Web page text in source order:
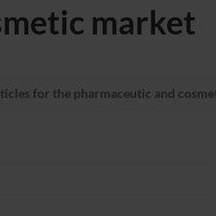
market
for the pharmaceutic and